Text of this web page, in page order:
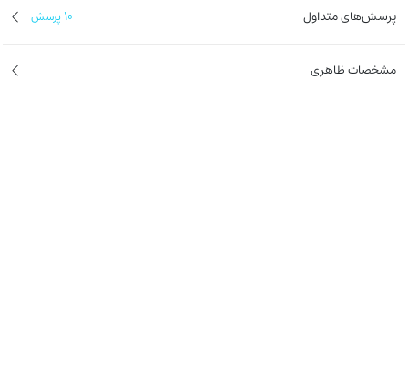
پرسش‌های متداول 10 پرسش
‌مشخصات ظاهری